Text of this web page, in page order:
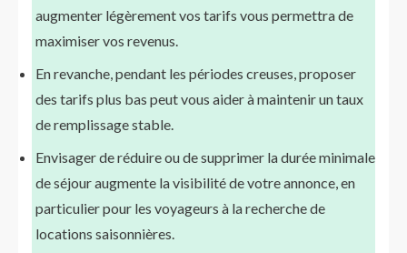
augmenter légèrement vos tarifs vous permettra de
maximiser vos revenus.
En revanche, pendant les périodes creuses, proposer
des tarifs plus bas peut vous aider à maintenir un taux
de remplissage stable.
Envisager de réduire ou de supprimer la durée minimale
de séjour augmente la visibilité de votre annonce, en
particulier pour les voyageurs à la recherche de
locations saisonnières.